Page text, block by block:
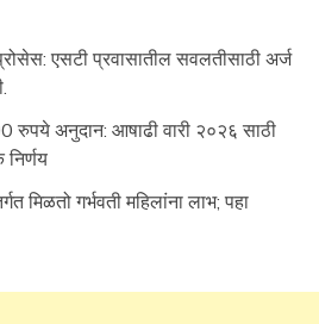
एसटी प्रवासातील सवलतीसाठी अर्ज
रुपये अनुदान: आषाढी वारी २०२६ साठी
मिळतो गर्भवती महिलांना लाभ; पहा